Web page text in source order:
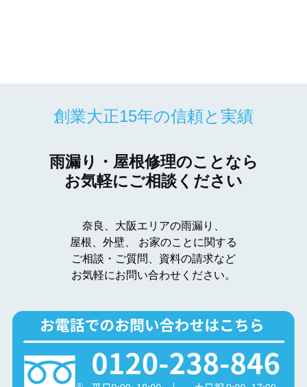
創業大正15年の信頼と実績
雨漏り・屋根修理のことなら
お気軽にご相談ください
奈良、大阪エリアの雨漏り、
屋根、外壁、
お家のことに関する
ご相談・ご質問、資料の請求など
お気軽にお問い合わせください。